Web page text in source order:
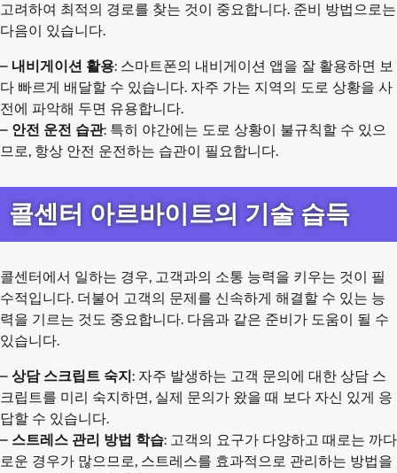
고려하여 최적의 경로를 찾는 것이 중요합니다. 준비 방법으로는
다음이 있습니다.
– 내비게이션 활용: 스마트폰의 내비게이션 앱을 잘 활용하면 보
다 빠르게 배달할 수 있습니다. 자주 가는 지역의 도로 상황을 사
전에 파악해 두면 유용합니다.
– 안전 운전 습관: 특히 야간에는 도로 상황이 불규칙할 수 있으
므로, 항상 안전 운전하는 습관이 필요합니다.
콜센터 아르바이트의 기술 습득
콜센터에서 일하는 경우, 고객과의 소통 능력을 키우는 것이 필
수적입니다. 더불어 고객의 문제를 신속하게 해결할 수 있는 능
력을 기르는 것도 중요합니다. 다음과 같은 준비가 도움이 될 수
있습니다.
– 상담 스크립트 숙지 : 자주 발생하는 고객 문의에 대한 상담 스
크립트를 미리 숙지하면, 실제 문의가 왔을 때 보다 자신 있게 응
답할 수 있습니다.
– 스트레스 관리 방법 학습: 고객의 요구가 다양하고 때로는 까다
로운 경우가 많으므로, 스트레스를 효과적으로 관리하는 방법을